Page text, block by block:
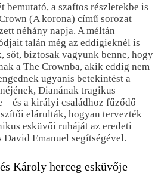
a szaftos részletekbe is
(A korona) című sorozat
néhány napja. A méltán
talán még az eddigieknél is
sőt, biztosak vagyunk benne, hogy
a The Crownba, akik eddig nem
ugyanis betekintést a
Dianának tragikus
és a királyi családhoz fűződő
elárulták, hogyan tervezték
esküvői ruháját az eredeti
Emanuel segítségével.
Károly herceg esküvője